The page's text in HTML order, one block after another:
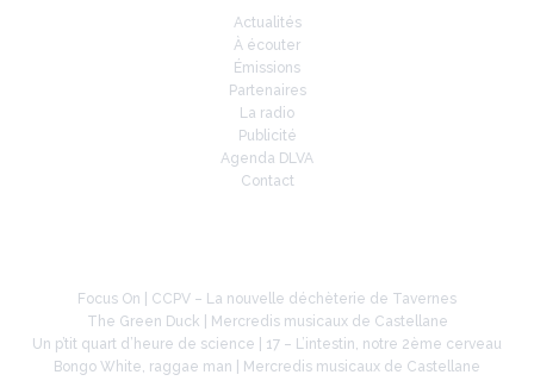
Actualités
À écouter
Émissions
Partenaires
La radio
Publicité
Agenda DLVA
Contact
Focus On | CCPV – La nouvelle déchèterie de Tavernes
The Green Duck | Mercredis musicaux de Castellane
Un p’tit quart d’heure de science | 17 – L’intestin, notre 2ème cerveau
Bongo White, raggae man | Mercredis musicaux de Castellane